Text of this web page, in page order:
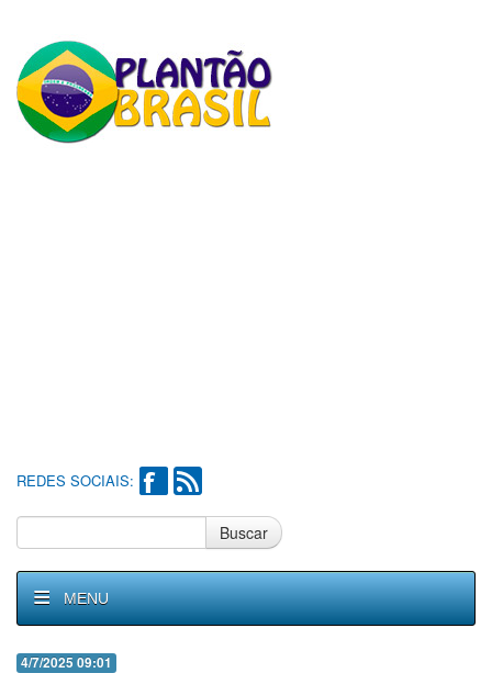
REDES SOCIAIS:
Buscar
MENU
4/7/2025 09:01